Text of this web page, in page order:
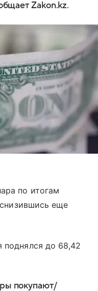
Zakon.kz.
по итогам
снизившись еще
поднялся до 68,42
покупают/